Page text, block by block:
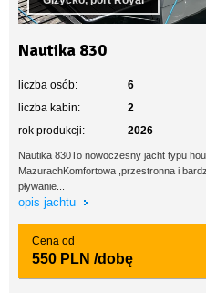
Nautika 830
liczba osób:
6
liczba kabin:
2
rok produkcji:
2026
Nautika 830To nowoczesny jacht typu
MazurachKomfortowa ,przestronna i
pływanie...
opis jachtu
Cena od
550 PLN /dobę